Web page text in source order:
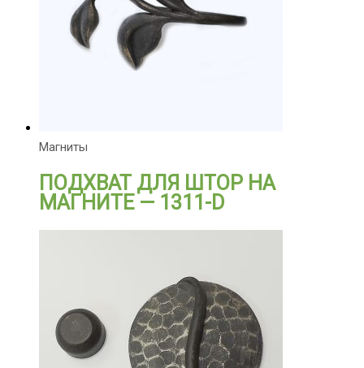
Магниты
ПОДХВАТ ДЛЯ ШТОР НА
МАГНИТЕ — 1311-D